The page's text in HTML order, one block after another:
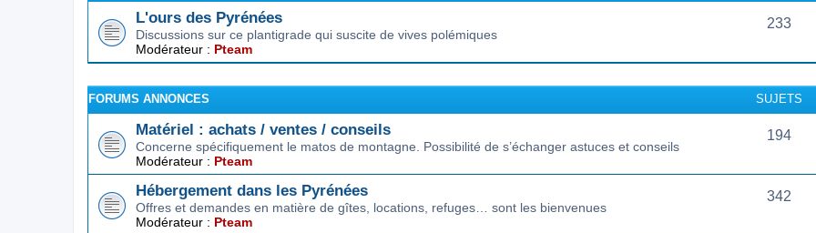
L'ours des Pyrénées
Discussions sur ce plantigrade qui suscite de vives polémiques
Modérateur : Pteam
233
FORUMS ANNONCES SUJETS
Matériel : achats / ventes / conseils
Concerne spécifiquement le matos de montagne. Possibilité de s’échanger astuces et conseils
Modérateur : Pteam
194
Hébergement dans les Pyrénées
Offres et demandes en matière de gîtes, locations, refuges… sont les bienvenues
Modérateur : Pteam
342